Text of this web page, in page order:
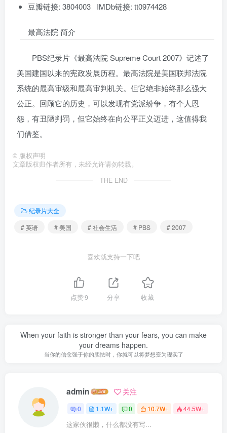
豆瓣链接: 3804003 IMDb链接: tt0974428
最高法院 简介
PBS纪录片《最高法院 Supreme Court 2007》记述了
美国建国以来的宪政发展历程。最高法院是美国联邦法院
系统的最高审级和最高审判机关。但它绝非始终那么强大
公正。回顾它的历史，可以发现有党派纷争，有个人恩
怨，有丑陋判罚，但它始终在向公平正义迈进，这值得我
们借鉴。
© 版权声明
文章版权归作者所有，未经允许请勿转载。
THE END
纪录片大全
# 英语
# 美国 # 社会生活 # PBS # 2007
喜欢就支持一下吧
点赞9 分享 收藏
When your faith is stronger than your fears, you can make
your dreams happen.
当你的信念强于你的胆怯时，你就可以将梦想变为现实了
admin 关注
0 1.1W+ 0 10.7W+ 44.5W+
这家伙很懒，什么都没有写...